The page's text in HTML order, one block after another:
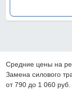
Средние цены на
Замена силового
от 790 до 1 060 pyб.